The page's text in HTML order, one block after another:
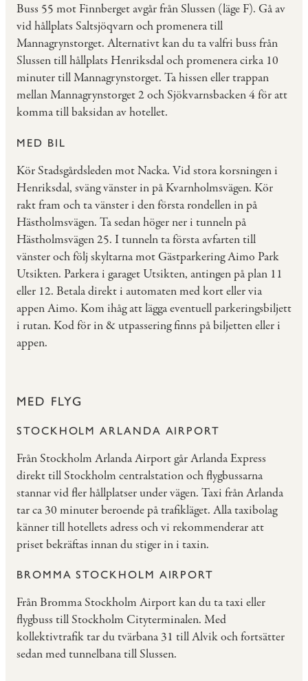
Buss 55 mot Finnberget avgår från Slussen (läge F). Gå av
vid hållplats Saltsjöqvarn och promenera till
Mannagrynstorget. Alternativt kan du ta valfri buss från
Slussen till hållplats Henriksdal och promenera cirka 10
minuter till Mannagrynstorget. Ta hissen eller trappan
mellan Mannagrynstorget 2 och Sjökvarnsbacken 4 för att
komma till baksidan av hotellet.
MED BIL
Kör Stadsgårdsleden mot Nacka. Vid stora korsningen i
Henriksdal, sväng vänster in på Kvarnholmsvägen. Kör
rakt fram och ta vänster i den första rondellen in på
Hästholmsvägen. Ta sedan höger ner i tunneln på
Hästholmsvägen 25. I tunneln ta första avfarten till
vänster och följ skyltarna mot Gästparkering Aimo Park
Utsikten. Parkera i garaget Utsikten, antingen på plan 11
eller 12. Betala direkt i automaten med kort eller via
appen Aimo. Kom ihåg att lägga eventuell parkeringsbiljett
i rutan. Kod för in & utpassering finns på biljetten eller i
appen.
MED FLYG
STOCKHOLM ARLANDA AIRPORT
Från Stockholm Arlanda Airport går Arlanda Express
direkt till Stockholm centralstation och flygbussarna
stannar vid fler hållplatser under vägen. Taxi från Arlanda
tar ca 30 minuter beroende på trafikläget. Alla taxibolag
känner till hotellets adress och vi rekommenderar att
priset bekräftas innan du stiger in i taxin.
BROMMA STOCKHOLM AIRPORT
Från Bromma Stockholm Airport kan du ta taxi eller
flygbuss till Stockholm Cityterminalen. Med
kollektivtrafik tar du tvärbana 31 till Alvik och fortsätter
sedan med tunnelbana till Slussen.